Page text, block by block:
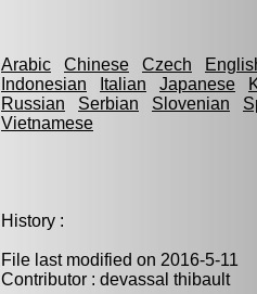
Arabic Chinese Czech
Indonesian
Italian Japanese
Russian
Serbian Slovenian
Vietnamese
History :
File last modified on 2016-5-11
Contributor : devassal thibault